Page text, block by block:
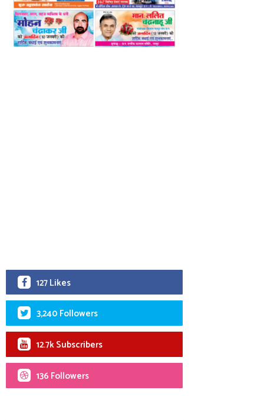
127 Likes
3,240 Followers
12.7k Subscribers
136 Followers